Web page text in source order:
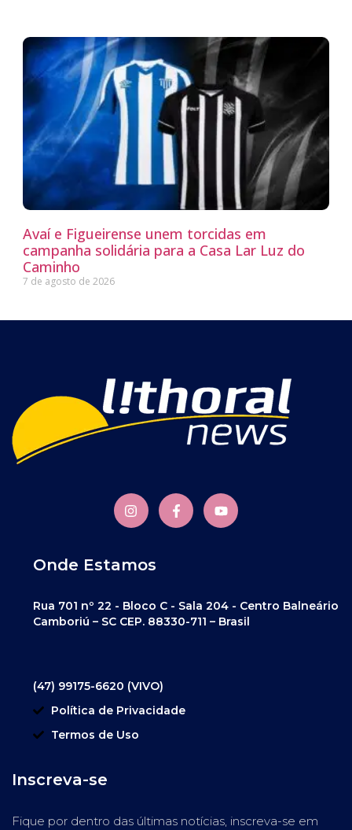
Avaí e Figueirense unem torcidas em
campanha solidária para a Casa Lar Luz do
Caminho
7 de agosto de 2026
Onde Estamos
Rua 701 nº 22 - Bloco C - Sala 204 - Centro Balneário
Camboriú – SC CEP. 88330-711 – Brasil
(47) 99175-6620 (VIVO)
Política de Privacidade
Termos de Uso
Inscreva-se
Fique por dentro das últimas notícias, inscreva-se em